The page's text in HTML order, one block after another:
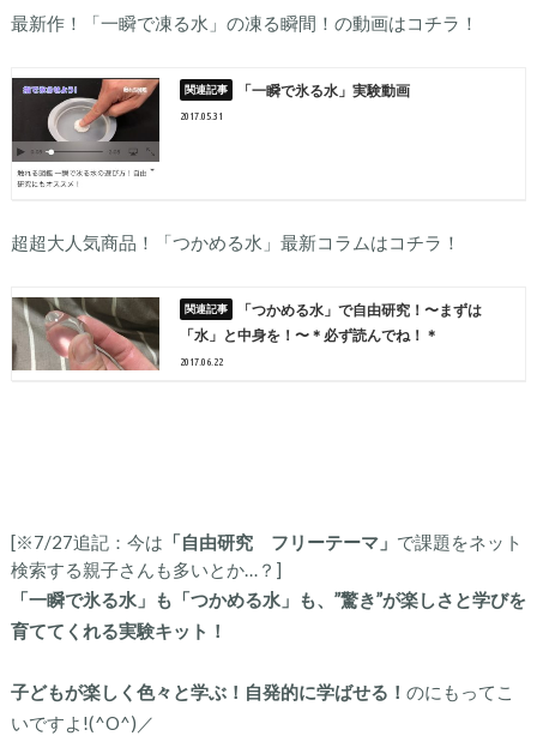
最新作！「一瞬で凍る水」の凍る瞬間！の動画はコチラ！
「一瞬で氷る水」実験動画
2017.05.31
超超大人気商品！「つかめる水」最新コラムはコチラ！
「つかめる水」で自由研究！〜まずは
「水」と中身を！〜＊必ず読んでね！＊
2017.06.22
[※7/27追記：今は 「自由研究 フリーテーマ」 で課題をネット
検索する親子さんも多いとか…？]
「一瞬で氷る水」も「つかめる水」も、”驚き”が楽しさと学びを
育ててくれる実験キット！
子どもが楽しく色々と学ぶ！自発的に学ばせる！ のにもってこ
いですよ!(^O^)／